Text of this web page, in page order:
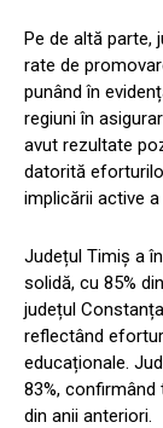
Pe de altă parte,
rate de
punând în
regiuni în
avut rezultate
datorită
implicării active
Județul Timiș a
solidă, cu 85%
județul
reflectând
educaționale.
83%,
din anii anteriori.